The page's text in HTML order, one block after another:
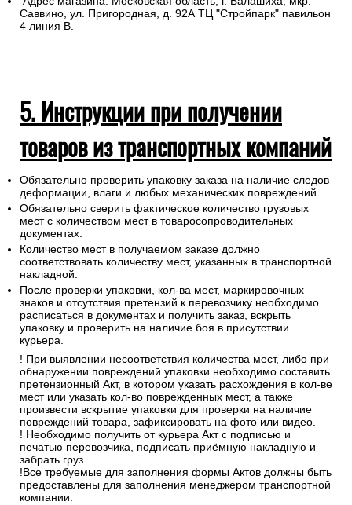
Саввино, ул. Пригородная, д. 92А ТЦ "Стройпарк" павильон
4 линия В.
5. Инструкции при получении
товаров из транспортных компаний
Обязательно проверить упаковку заказа на наличие следов
деформации, влаги и любых механических повреждений.
Обязательно сверить фактическое количество грузовых
мест с количеством мест в товаросопроводительных
документах.
Количество мест в получаемом заказе должно
соответствовать количеству мест, указанных в транспортной
накладной.
После проверки упаковки, кол-ва мест, маркировочных
знаков и отсутствия претензий к перевозчику необходимо
расписаться в документах и получить заказ, вскрыть
упаковку и проверить на наличие боя в присутствии
курьера.
! При выявлении несоответствия количества мест, либо при
обнаружении повреждений упаковки необходимо составить
претензионный Акт, в котором указать расхождения в кол-ве
мест или указать кол-во поврежденных мест, а также
произвести вскрытие упаковки для проверки на наличие
повреждений товара, зафиксировать на фото или видео.
! Необходимо получить от курьера Акт с подписью и
печатью перевозчика, подписать приёмную накладную и
забрать груз.
!Все требуемые для заполнения формы Актов должны быть
предоставлены для заполнения менеджером транспортной
компании.